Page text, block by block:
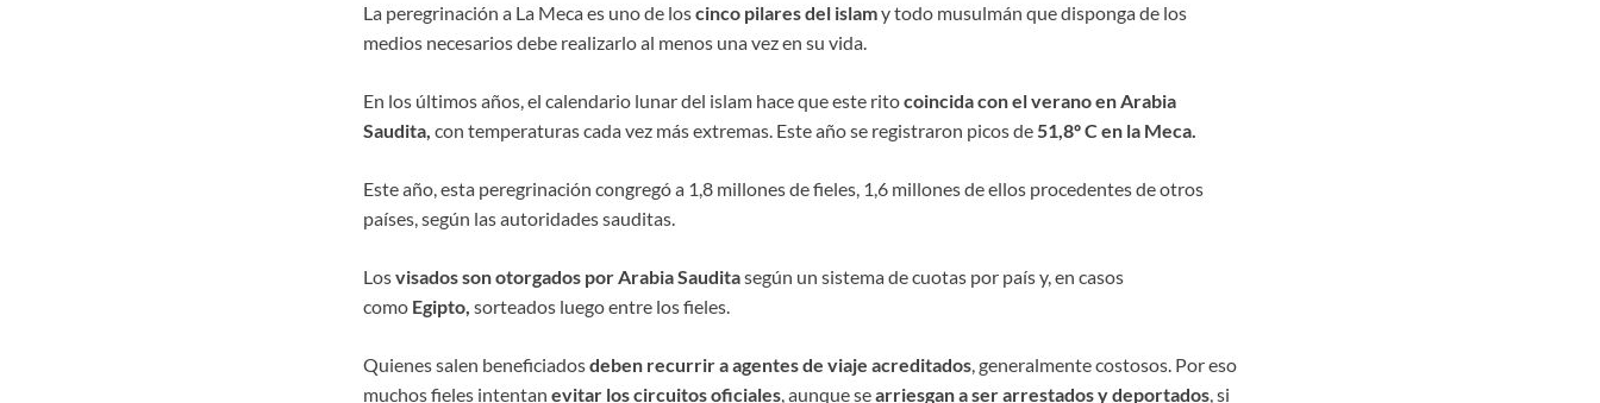
La peregrinación a La Meca es uno de loscinco pilares del islamy todo musulmán que disponga de los
medios necesarios debe realizarlo al menos una vez en su vida.
En los últimos años, el calendario lunar del islam hace que este ritocoincida con el verano en Arabia
Saudita, con temperaturas cada vez más extremas. Este año se registraron picos de51,8º C en la Meca.
Este año, esta peregrinación congregó a 1,8 millones de fieles, 1,6 millones de ellos procedentes de otros
países, según las autoridades sauditas.
Losvisados son otorgados por Arabia Sauditasegún un sistema de cuotas por país y, en casos
como Egipto, sorteados luego entre los fieles.
Quienes salen beneficiadosdeben recurrir a agentes de viaje acreditados, generalmente costosos. Por eso
muchos fieles intentan evitar los circuitos oficiales, aunque searriesgan a ser arrestados y deportados, si